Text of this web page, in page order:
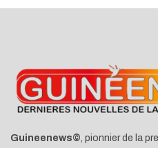
Guineenews©, pionnier de la